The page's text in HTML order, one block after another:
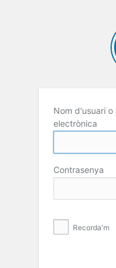
Nom d'usuari
electrònica
Contrasenya
Recorda'm